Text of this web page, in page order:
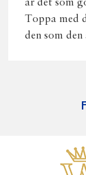
är det som
Toppa med
den som den